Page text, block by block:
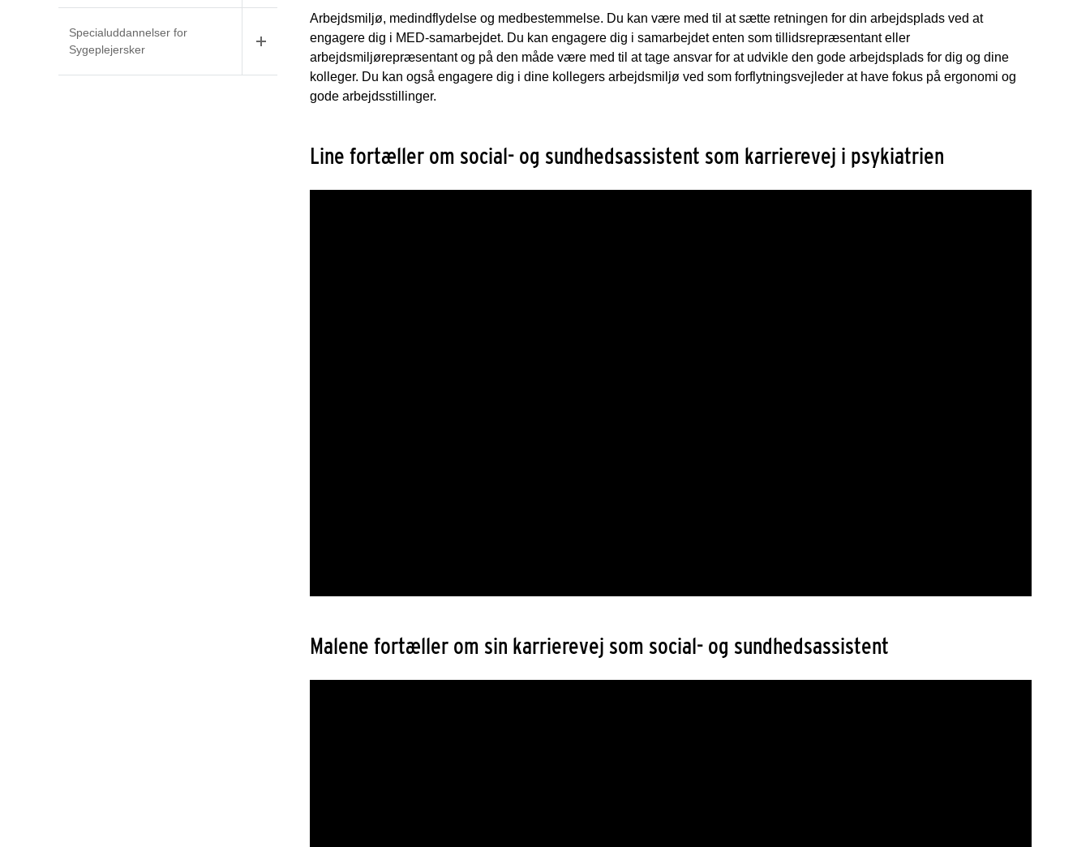
Specialuddannelser for
Sygeplejersker
Arbejdsmiljø, medindflydelse og medbestemmelse. Du kan være med til at sætte retningen for din arbejdsplads ved at
engagere dig i MED-samarbejdet. Du kan engagere dig i samarbejdet enten som tillidsrepræsentant eller
arbejdsmiljørepræsentant og på den måde være med til at tage ansvar for at udvikle den gode arbejdsplads for dig og dine
kolleger. Du kan også engagere dig i dine kollegers arbejdsmiljø ved som forflytningsvejleder at have fokus på ergonomi og
gode arbejdsstillinger.
Line fortæller om social- og sundhedsassistent som karrierevej i psykiatrien
Malene fortæller om sin karrierevej som social- og sundhedsassistent